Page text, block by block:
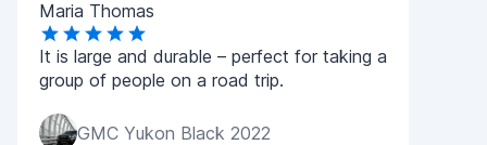
Maria Thomas
It is large and durable – perfect for taking a
group of people on a road trip.
GMC Yukon Black 2022